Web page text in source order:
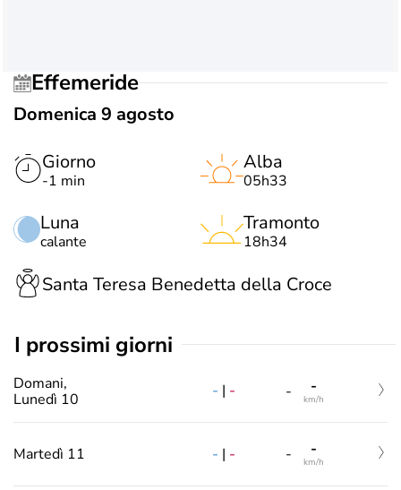
Effemeride
Domenica 9 agosto
Giorno
-1 min
Luna
calante
Alba
05h33
Tramonto
18h34
Santa Teresa Benedetta della Croce
i prossimi giorni
Domani,
Lunedì 10
- | - - -
km/h
Martedì 11 - | - - -
km/h